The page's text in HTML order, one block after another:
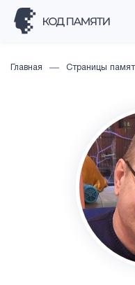
Главная Страницы